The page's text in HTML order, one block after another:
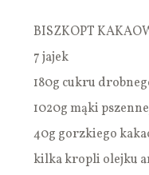
BISZKOPT
7 jajek
180g cukru
1020g mąki
40g gorzkiego
kilka kropli olejku